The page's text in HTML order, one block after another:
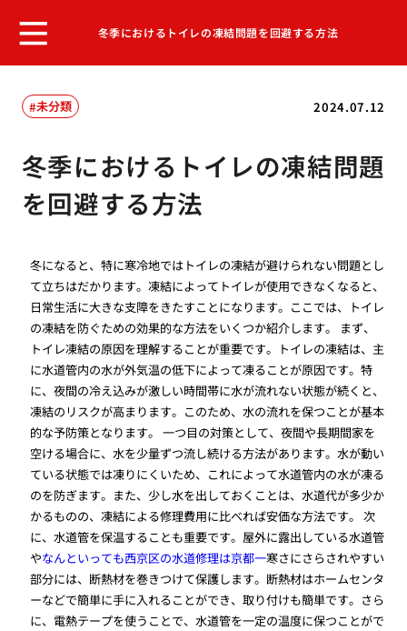
冬季におけるトイレの凍結問題を回避する方法
2024.07.12
未分類
冬季におけるトイレの凍結問題
を回避する方法
冬になると、特に寒冷地ではトイレの凍結が避けられない問題とし
て立ちはだかります。凍結によってトイレが使用できなくなると、
日常生活に大きな支障をきたすことになります。ここでは、トイレ
の凍結を防ぐための効果的な方法をいくつか紹介します。 まず、
トイレ凍結の原因を理解することが重要です。トイレの凍結は、主
に水道管内の水が外気温の低下によって凍ることが原因です。特
に、夜間の冷え込みが激しい時間帯に水が流れない状態が続くと、
凍結のリスクが高まります。このため、水の流れを保つことが基本
的な予防策となります。 一つ目の対策として、夜間や長期間家を
空ける場合に、水を少量ずつ流し続ける方法があります。水が動い
ている状態では凍りにくいため、これによって水道管内の水が凍る
のを防ぎます。また、少し水を出しておくことは、水道代が多少か
かるものの、凍結による修理費用に比べれば安価な方法です。 次
に、水道管を保温することも重要です。屋外に露出している水道管
やなんといっても西京区の水道修理は京都一寒さにさらされやすい
部分には、断熱材を巻きつけて保護します。断熱材はホームセンタ
ーなどで簡単に手に入れることができ、取り付けも簡単です。さら
に、電熱テープを使うことで、水道管を一定の温度に保つことがで